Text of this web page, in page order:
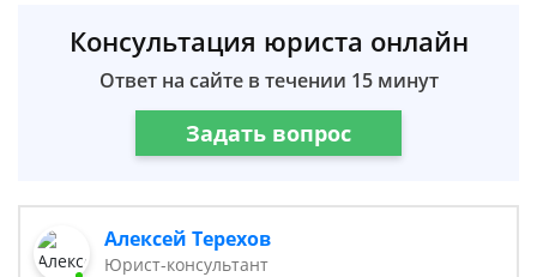
Консультация юриста онлайн
Ответ на сайте в течении 15 минут
Задать вопрос
Алексей Терехов
Юрист-консультант